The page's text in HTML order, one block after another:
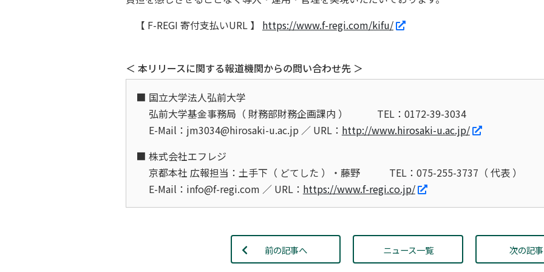
【 F-REGI 寄付支払いURL 】 https://www.f-regi.com/kifu/
＜ 本リリースに関する報道機関からの問い合わせ先 ＞
国立大学法人弘前大学
弘前大学基金事務局（ 財務部財務企画課内 ）
TEL：0172-39-3034
E-Mail：jm3034@hirosaki-u.ac.jp ／ URL： http://www.hirosaki-u.ac.jp/
株式会社エフレジ
京都本社 広報担当：土手下（ どてした ）・藤野
TEL：075-255-3737（ 代表 ）
E-Mail：info@f-regi.com ／ URL： https://www.f-regi.co.jp/
前の記事へ ニュース一覧 次の記